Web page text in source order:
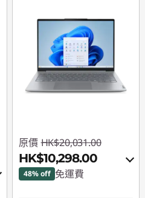
原價 HK$20,031.00
HK$10,298.00
48% off 免運費